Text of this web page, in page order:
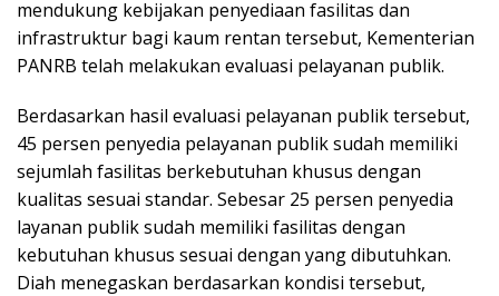
mendukung kebijakan penyediaan fasilitas dan
infrastruktur bagi kaum rentan tersebut, Kementerian
PANRB telah melakukan evaluasi pelayanan publik.
Berdasarkan hasil evaluasi pelayanan publik tersebut,
45 persen penyedia pelayanan publik sudah memiliki
sejumlah fasilitas berkebutuhan khusus dengan
kualitas sesuai standar. Sebesar 25 persen penyedia
layanan publik sudah memiliki fasilitas dengan
kebutuhan khusus sesuai dengan yang dibutuhkan.
Diah menegaskan berdasarkan kondisi tersebut,